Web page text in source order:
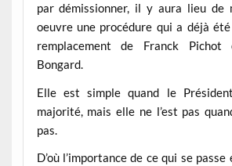
par démissionner, il y aura lieu de
oeuvre une procédure qui a déjà
remplacement de Franck
Bongard.
Elle est simple quand le
majorité, mais elle ne l’est pas
pas.
D’où l’importance de ce qui se passe